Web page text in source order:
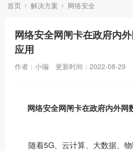
首页 解决方案 网络安全
网络安全网闸卡在政府内
应用
作者：小编 更新时间：2022-08-29
网络安全网闸卡在政府内外网
随着5G、云计算、大数据、